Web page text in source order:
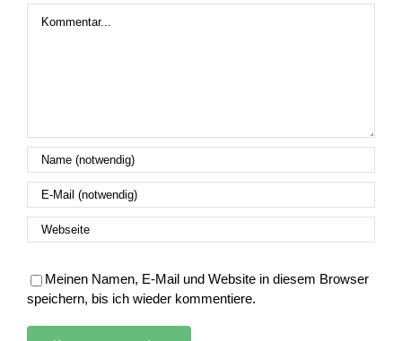
Meinen Namen, E-Mail und Website in diesem Browser
speichern, bis ich wieder kommentiere.